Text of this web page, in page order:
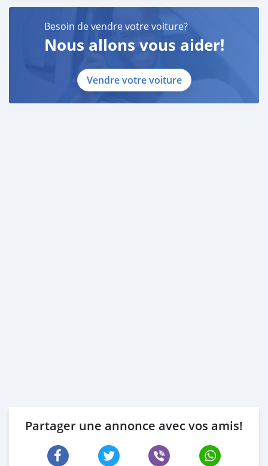
Besoin de vendre votre voiture?
Nous allons vous aider!
Vendre votre voiture
Partager une annonce avec vos amis!